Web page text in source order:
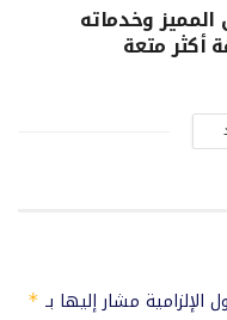
وخدماته
أكثر متعة
الإلزامية مشار إليها بـ *